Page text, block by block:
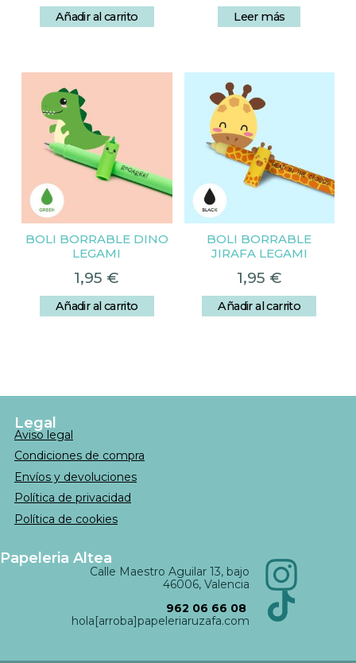
Añadir al carrito Leer más
BOLI BORRABLE DINO
LEGAMI
1,95 €
Añadir al carrito
BOLI BORRABLE
JIRAFA LEGAMI
1,95 €
Añadir al carrito
Legal
Aviso legal
Condiciones de compra
Envíos y devoluciones
Política de privacidad
Política de cookies
Papeleria Altea
Calle Maestro Aguilar 13, bajo
46006, Valencia
962 06 66 08
hola[arroba]papeleriaruzafa.com